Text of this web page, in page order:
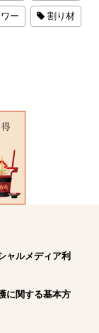
ー 割り材
ャルメディア利
に関する基本方